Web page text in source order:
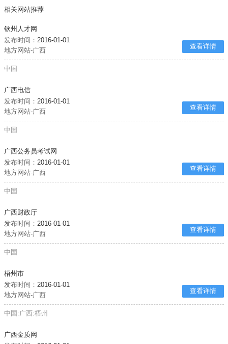
相关网站推荐
钦州人才网
发布时间：2016-01-01
地方网站-广西
查看详情
中国
广西电信
发布时间：2016-01-01
地方网站-广西
查看详情
中国
广西公务员考试网
发布时间：2016-01-01
地方网站-广西
查看详情
中国
广西财政厅
发布时间：2016-01-01
地方网站-广西
查看详情
中国
梧州市
发布时间：2016-01-01
地方网站-广西
查看详情
中国:广西:梧州
广西金质网